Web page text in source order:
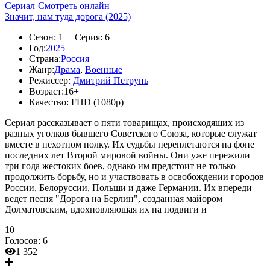
Сериал Смотреть онлайн
Значит, нам туда дорога (2025)
Сезон: 1 | Серия: 6
Год:2025
Страна:Россия
Жанр:Драма, Военные
Режиссер: Дмитрий Петрунь
Возраст:16+
Качество: FHD (1080p)
Сериал рассказывает о пяти товарищах, происходящих из
разных уголков бывшего Советского Союза, которые служат
вместе в пехотном полку. Их судьбы переплетаются на фоне
последних лет Второй мировой войны. Они уже пережили
три года жестоких боев, однако им предстоит не только
продолжить борьбу, но и участвовать в освобождении городов
России, Белоруссии, Польши и даже Германии. Их впереди
ведет песня "Дорога на Берлин", созданная майором
Долматовским, вдохновляющая их на подвиги и
10
Голосов: 6
1 352